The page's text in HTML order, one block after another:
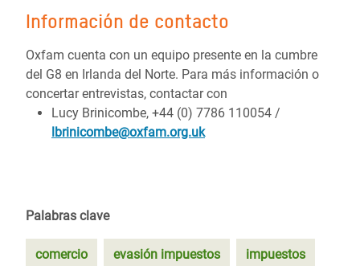
Información de contacto
Oxfam cuenta con un equipo presente en la cumbre
del G8 en Irlanda del Norte. Para más información o
concertar entrevistas, contactar con
Lucy Brinicombe, +44 (0) 7786 110054 /
lbrinicombe@oxfam.org.uk
Palabras clave
comercio evasión impuestos impuestos